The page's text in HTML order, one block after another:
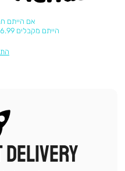
אם הייתם
הייתם מקבלים 6.99 נק' למימוש ממש עכשיו